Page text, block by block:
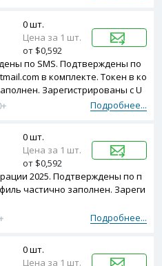
по SMS. Подтверждены по
в комплекте. Токен в ко
Зарегистрированы с U
Подробнее...
0 шт.
Цена за 1 шт.
от $0,592
2025. Подтверждены по п
частично заполнен. Зареги
Подробнее...
0 шт.
Цена за 1 шт.
от $0,592
0 шт.
Цена за 1 шт.